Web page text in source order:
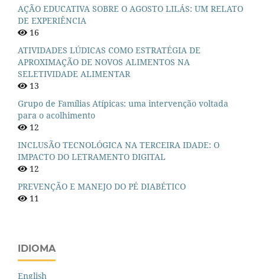
AÇÃO EDUCATIVA SOBRE O AGOSTO LILÁS: UM RELATO
DE EXPERIÊNCIA
16
ATIVIDADES LÚDICAS COMO ESTRATÉGIA DE
APROXIMAÇÃO DE NOVOS ALIMENTOS NA
SELETIVIDADE ALIMENTAR
13
Grupo de Famílias Atípicas: uma intervenção voltada
para o acolhimento
12
INCLUSÃO TECNOLÓGICA NA TERCEIRA IDADE: O
IMPACTO DO LETRAMENTO DIGITAL
12
PREVENÇÃO E MANEJO DO PÉ DIABÉTICO
11
IDIOMA
English